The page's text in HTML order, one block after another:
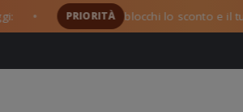
● PRIORITÀ blocchi lo sconto e il tuo